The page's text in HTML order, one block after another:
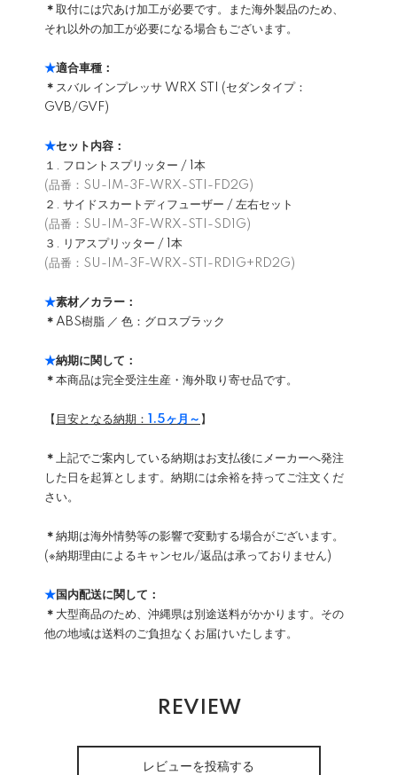
＊ 取付には穴あけ加工が必要です。また海外製品のため、
それ以外の加工が必要になる場合もございます。
★適合車種：
＊ スバル インプレッサ WRX STI (セダンタイプ：
GVB/GVF)
★セット内容：
１. フロントスプリッター / 1本
(品番：SU-IM-3F-WRX-STI-FD2G)
２. サイドスカートディフューザー / 左右セット
(品番：SU-IM-3F-WRX-STI-SD1G)
３. リアスプリッター / 1本
(品番：SU-IM-3F-WRX-STI-RD1G+RD2G)
★素材／カラー：
＊ ABS樹脂 ／ 色：グロスブラック
★納期に関して：
＊ 本商品は完全受注生産・海外取り寄せ品です。
【 目安となる納期： 1.5ヶ月～ 】
＊ 上記でご案内している納期はお支払後にメーカーへ発注
した日を起算とします。納期には余裕を持ってご注文くだ
さい。
＊ 納期は海外情勢等の影響で変動する場合がございます。
(※納期理由によるキャンセル/返品は承っておりません)
★国内配送に関して：
＊ 大型商品のため、沖縄県は別途送料がかかります。その
他の地域は送料のご負担なくお届けいたします。
REVIEW
レビューを投稿する